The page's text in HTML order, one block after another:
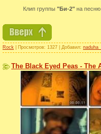
Клип группы "Би-2" на
Rock | Просмотров: 1327 | Добавил:
The Black Eyed Peas - The